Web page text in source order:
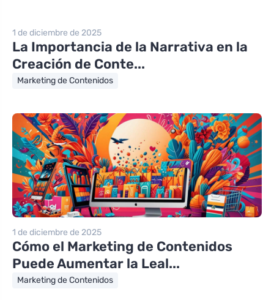
1 de diciembre de 2025
La Importancia de la Narrativa en la
Creación de Conte...
Marketing de Contenidos
1 de diciembre de 2025
Cómo el Marketing de Contenidos
Puede Aumentar la Leal...
Marketing de Contenidos